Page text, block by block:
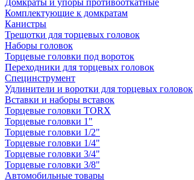
Домкраты и упоры противооткатные
Комплектующие к домкратам
Канистры
Трещотки для торцевых головок
Наборы головок
Торцевые головки под вороток
Переходники для торцевых головок
Специнструмент
Удлинители и воротки для торцевых головок
Вставки и наборы вставок
Торцевые головки TORX
Торцевые головки 1"
Торцевые головки 1/2"
Торцевые головки 1/4"
Торцевые головки 3/4"
Торцевые головки 3/8"
Автомобильные товары